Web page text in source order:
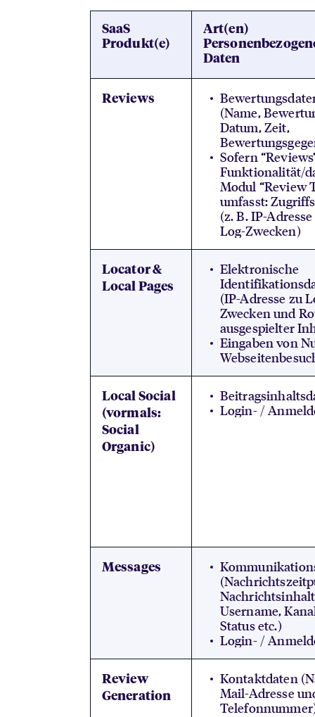
SaaS
Produkt(e)
Art(en)
Daten
Reviews
(Name,
Datum, Zeit,
Sofern
Funktionalität/
Modul “Review
umfasst:
(z. B. IP-
Log-Zwecken)
Locator &
Local Pages
Elektronische
(IP-Adresse zu
Zwecken und
ausgespielter
Eingaben von
Local Social
(vormals:
Social
Organic)
Login- /
Messages
Username,
Status etc.)
Login- /
Review
Generation
Kontaktdaten
Mail-Adresse